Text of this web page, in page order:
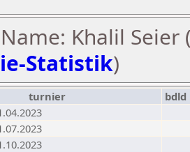
Khalil Seier
Statistik)
turnier
bdld